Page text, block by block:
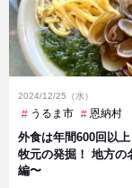
2024/12/25（水）
うるま市 恩納村
外食は年間600回以
牧元の発掘！ 地方の
編〜